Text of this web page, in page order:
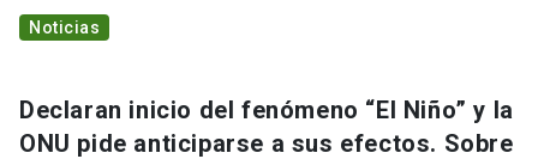
Noticias
Declaran inicio del fenómeno “El Niño” y la
ONU pide anticiparse a sus efectos. Sobre